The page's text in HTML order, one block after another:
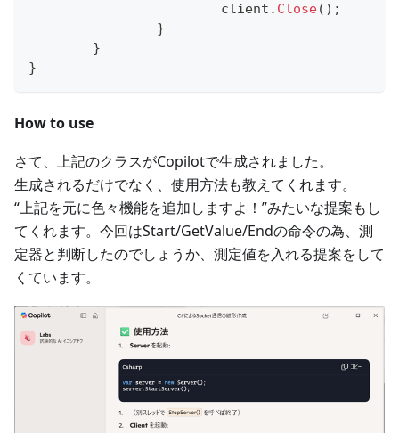
			client
. Close( ) ;
}
}
}
How to use
さて、上記のクラスがCopilotで生成されました。
生成されるだけでなく、使用方法も教えてくれます。
“上記を元に色々機能を追加しますよ！”みたいな提案もし
てくれます。今回はStart/GetValue/Endの命令の為、測
定器と判断したのでしょうか、測定値を入れる提案をして
くています。